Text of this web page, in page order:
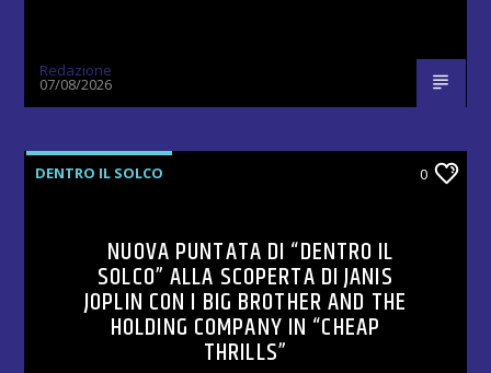
Redazione
07/08/2026
DENTRO IL SOLCO 0
NUOVA PUNTATA DI “DENTRO IL
SOLCO” ALLA SCOPERTA DI JANIS
JOPLIN CON I BIG BROTHER AND THE
HOLDING COMPANY IN “CHEAP
THRILLS”